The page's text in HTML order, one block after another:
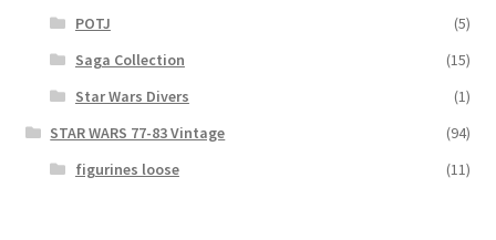
POTJ
(5)
Saga Collection
(15)
Star Wars Divers
(1)
STAR WARS 77-83 Vintage
(94)
figurines loose
(11)